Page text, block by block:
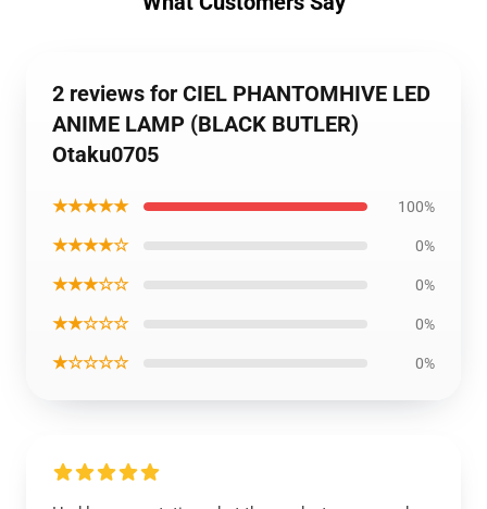
2 reviews for CIEL PHANTOMHIVE LED
ANIME LAMP (BLACK BUTLER)
Otaku0705
★★★★★ 100%
★★★★☆ 0%
★★★☆☆ 0%
★★☆☆☆ 0%
★☆☆☆☆ 0%